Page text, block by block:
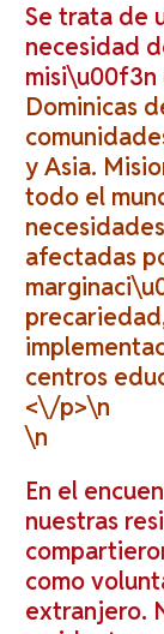
Se trata de
necesidad
misi\u00f3n
Dominicas
y Asia.
todo el
afectadas
centros
<\/p>\n
\n
En el
nuestras
como
extranjero.